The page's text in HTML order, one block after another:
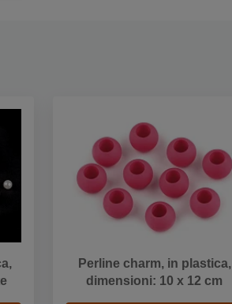
Perline charm, in plastica,
dimensioni: 10 x 12 cm